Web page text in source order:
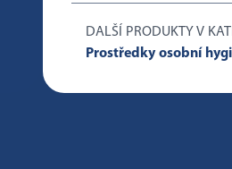
DALŠÍ PRODUKTY V
Prostředky osobní